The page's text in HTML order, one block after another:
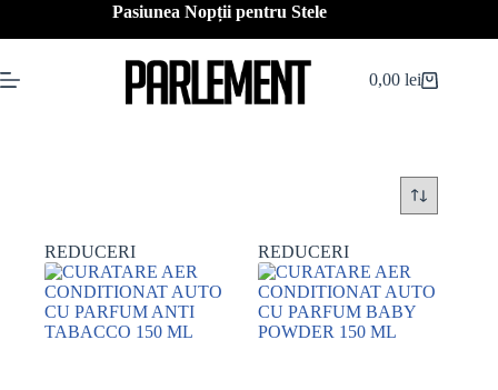
Pasiunea Nopții pentru Stele
Coș
0,00lei
REDUCERI REDUCERI